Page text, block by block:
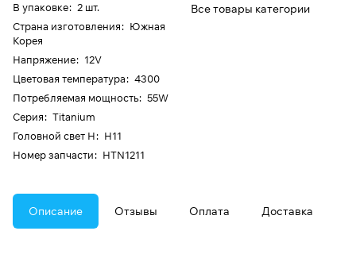
В упаковке: 2 шт.
Страна изготовления: Южная
Корея
Напряжение: 12V
Цветовая температура: 4300
Потребляемая мощность: 55W
Серия: Titanium
Головной свет H: H11
Номер запчасти: HTN1211
Все товары категории
Описание Отзывы Оплата Доставка